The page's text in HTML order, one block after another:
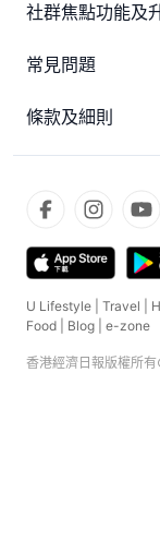
社群焦點功能及
常見問題
條款及細則
U Lifestyle Travel
Food
Blog e-zone
香港經濟日報版權所